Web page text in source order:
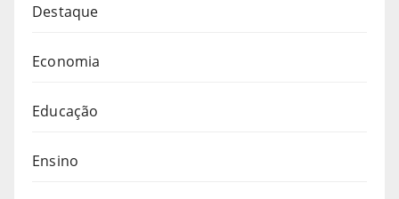
Destaque
Economia
Educação
Ensino